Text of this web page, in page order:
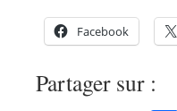
Facebook
Partager sur :